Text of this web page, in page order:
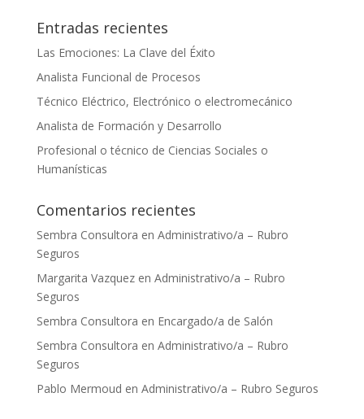
Entradas recientes
Las Emociones: La Clave del Éxito
Analista Funcional de Procesos
Técnico Eléctrico, Electrónico o electromecánico
Analista de Formación y Desarrollo
Profesional o técnico de Ciencias Sociales o
Humanísticas
Comentarios recientes
Sembra Consultora en Administrativo/a – Rubro
Seguros
Margarita Vazquezen Administrativo/a – Rubro
Seguros
Sembra Consultora en Encargado/a de Salón
Sembra Consultora en Administrativo/a – Rubro
Seguros
Pablo Mermoud en Administrativo/a – Rubro Seguros